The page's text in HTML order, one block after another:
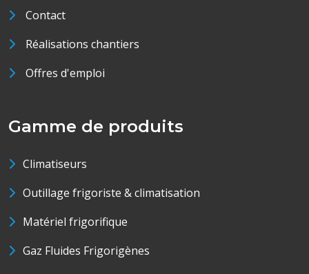
Contact
Réalisations chantiers
Offres d'emploi
Gamme de produits
Climatiseurs
Outillage frigoriste & climatisation
Matériel frigorifique
Gaz Fluides Frigorigènes